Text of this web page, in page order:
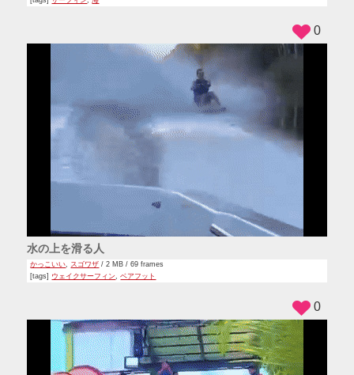
水の上を滑る人
かっこいい, スゴワザ / 2 MB / 69 frames
[tags] ウェイクサーフィン,ベアフット
0
0